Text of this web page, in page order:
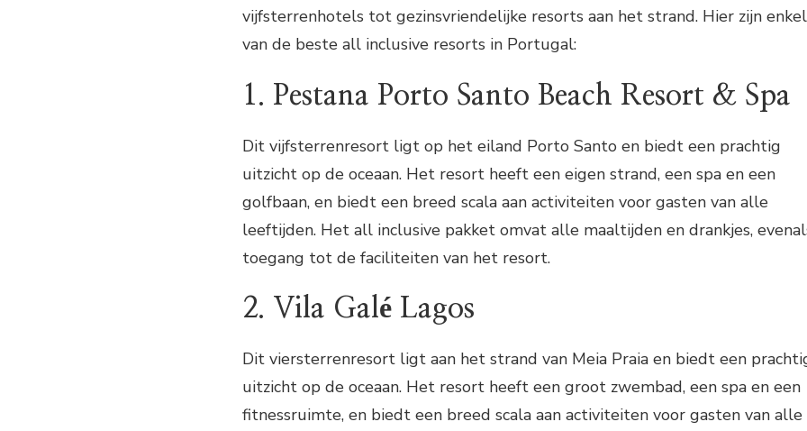
vijfsterrenhotels tot gezinsvriendelijke resorts aan het strand. Hier zijn
van de beste all inclusive resorts in Portugal:
1. Pestana Porto Santo Beach Resort & Spa
Dit vijfsterrenresort ligt op het eiland Porto Santo en biedt een prachtig
uitzicht op de oceaan. Het resort heeft een eigen strand, een spa en een
golfbaan, en biedt een breed scala aan activiteiten voor gasten van alle
leeftijden. Het all inclusive pakket omvat alle maaltijden en drankjes,
toegang tot de faciliteiten van het resort.
2. Vila Galé Lagos
Dit viersterrenresort ligt aan het strand van Meia Praia en biedt een
uitzicht op de oceaan. Het resort heeft een groot zwembad, een spa en een
fitnessruimte, en biedt een breed scala aan activiteiten voor gasten van alle